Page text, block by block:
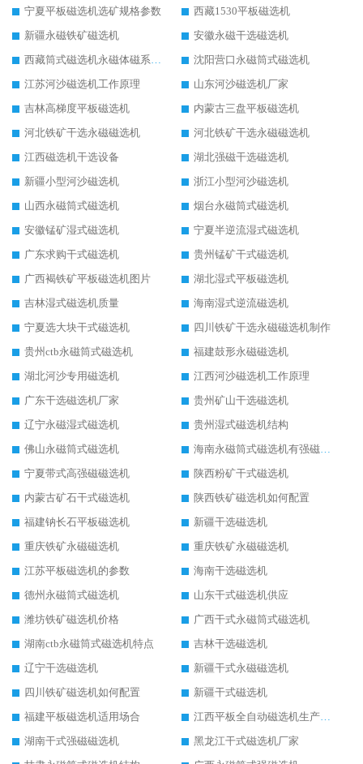
宁夏平板磁选机选矿规格参数
西藏1530平板磁选机
新疆永磁铁矿磁选机
安徽永磁干选磁选机
西藏筒式磁选机永磁体磁系设计
沈阳营口永磁筒式磁选机
江苏河沙磁选机工作原理
山东河沙磁选机厂家
吉林高梯度平板磁选机
内蒙古三盘平板磁选机
河北铁矿干选永磁磁选机
河北铁矿干选永磁磁选机
江西磁选机干选设备
湖北强磁干选磁选机
新疆小型河沙磁选机
浙江小型河沙磁选机
山西永磁筒式磁选机
烟台永磁筒式磁选机
安徽锰矿湿式磁选机
宁夏半逆流湿式磁选机
广东求购干式磁选机
贵州锰矿干式磁选机
广西褐铁矿平板磁选机图片
湖北湿式平板磁选机
吉林湿式磁选机质量
海南湿式逆流磁选机
宁夏选大块干式磁选机
四川铁矿干选永磁磁选机制作
贵州ctb永磁筒式磁选机
福建鼓形永磁磁选机
湖北河沙专用磁选机
江西河沙磁选机工作原理
广东干选磁选机厂家
贵州矿山干选磁选机
辽宁永磁湿式磁选机
贵州湿式磁选机结构
佛山永磁筒式磁选机
海南永磁筒式磁选机有强磁的吗
宁夏带式高强磁磁选机
陕西粉矿干式磁选机
内蒙古矿石干式磁选机
陕西铁矿磁选机如何配置
福建钠长石平板磁选机
新疆干选磁选机
重庆铁矿永磁磁选机
重庆铁矿永磁磁选机
江苏平板磁选机的参数
海南干选磁选机
德州永磁筒式磁选机
山东干式磁选机供应
潍坊铁矿磁选机价格
广西干式永磁筒式磁选机
湖南ctb永磁筒式磁选机特点
吉林干选磁选机
辽宁干选磁选机
新疆干式永磁磁选机
四川铁矿磁选机如何配置
新疆干式磁选机
福建平板磁选机适用场合
江西平板全自动磁选机生产厂家
湖南干式强磁磁选机
黑龙江干式磁选机厂家